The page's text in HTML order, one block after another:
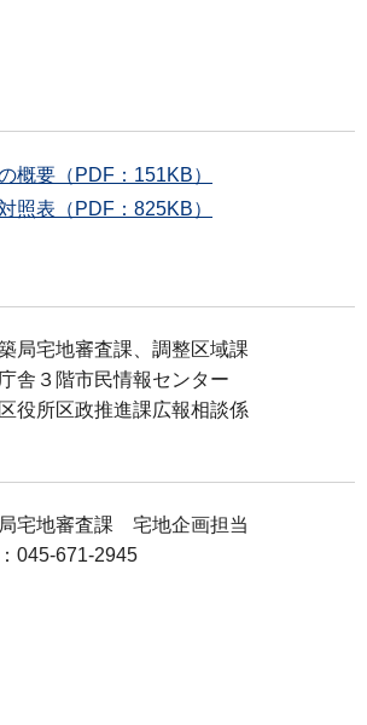
概要（PDF：151KB）
照表（PDF：825KB）
築局宅地審査課、調整区域課
庁舎３階市民情報センター
区役所区政推進課広報相談係
宅地審査課 宅地企画担当
045-671-2945